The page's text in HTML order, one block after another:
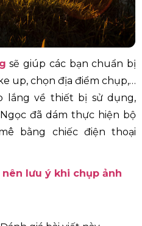
sẽ giúp các bạn chuẩn bị
up, chọn địa điểm chụp,…
lắng về thiết bị sử dụng,
đã dám thực hiện bộ
bằng chiếc điện thoại
lưu ý khi chụp ảnh